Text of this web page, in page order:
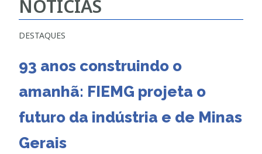
NOTÍCIAS
DESTAQUES
93 anos construindo o
amanhã: FIEMG projeta o
futuro da indústria e de Minas
Gerais